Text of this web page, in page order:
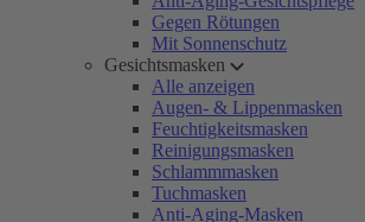
Gegen Rötungen
Mit Sonnenschutz
Gesichtsmasken
Alle anzeigen
Augen- & Lippenmasken
Feuchtigkeitsmasken
Reinigungsmasken
Schlammmasken
Tuchmasken
Anti-Aging-Masken